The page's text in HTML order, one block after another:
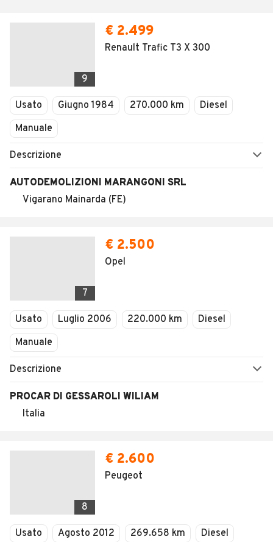
9
€ 2.499
Renault Trafic T3 X 300
Usato Giugno 1984 270.000 km
Diesel
Manuale
Descrizione
AUTODEMOLIZIONI MARANGONI SRL
Vigarano Mainarda (FE)
7
€ 2.500
Opel
Usato Luglio 2006 220.000 km
Diesel
Manuale
Descrizione
PROCAR DI GESSAROLI WILIAM
Italia
8
€ 2.600
Peugeot
Usato Agosto 2012 269.658 km Diesel